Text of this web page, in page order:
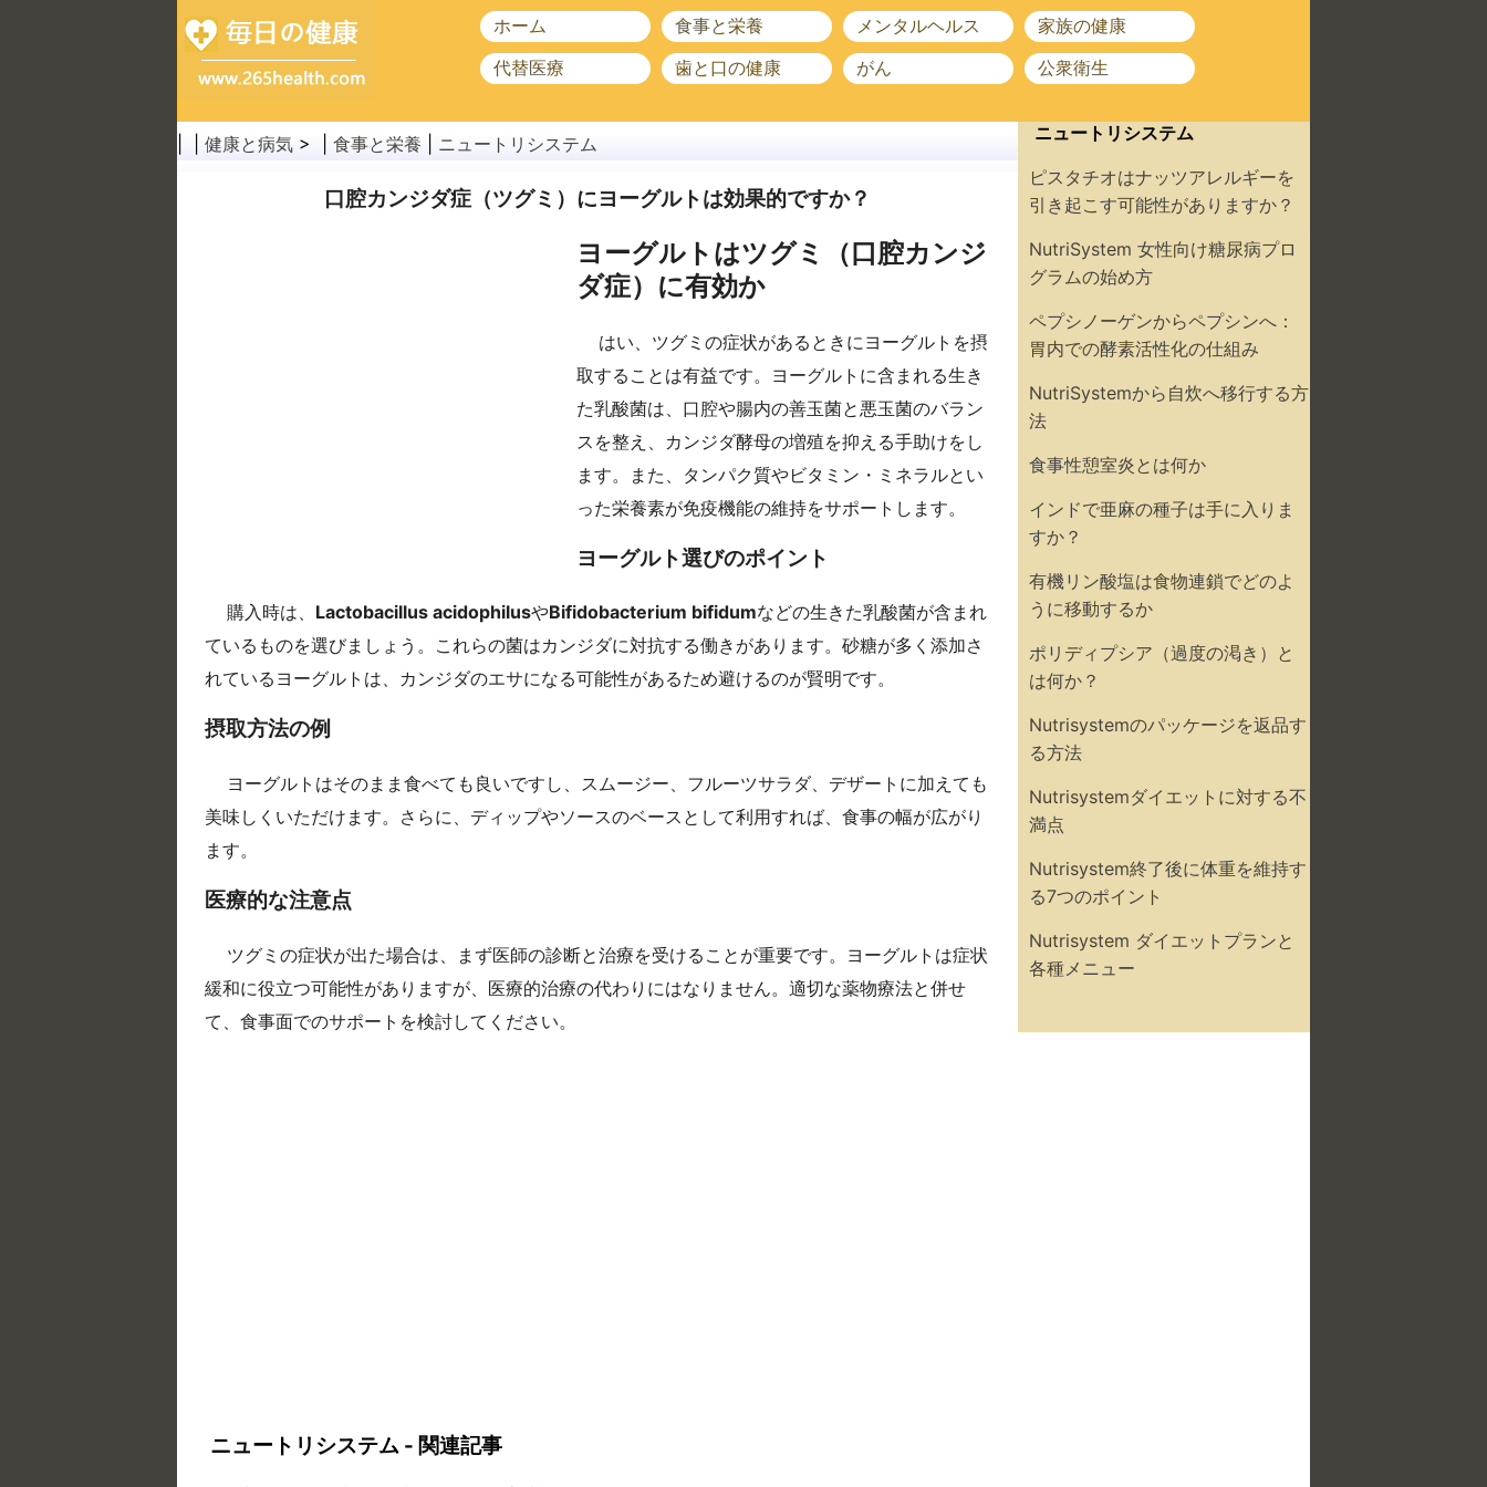
ホーム 食事と栄養 メンタルヘルス
家族の健康
代替医療
歯と口の健康 がん 公衆衛生
健康と病気 > | 食事と栄養 ニュートリシステム
口腔カンジダ症（ツグミ）にヨーグルトは効果的ですか？
ヨーグルトはツグミ（口腔カンジ
ダ症）に有効か
はい、ツグミの症状があるときにヨーグルトを摂
取することは有益です。ヨーグルトに含まれる生き
た乳酸菌は、口腔や腸内の善玉菌と悪玉菌のバラン
スを整え、カンジダ酵母の増殖を抑える手助けをし
ます。また、タンパク質やビタミン・ミネラルとい
った栄養素が免疫機能の維持をサポートします。
ヨーグルト選びのポイント
購入時は、 Lactobacillus acidophilusやBifidobacterium bifidumなどの生きた乳酸菌が含まれ
ているものを選びましょう。これらの菌はカンジダに対抗する働きがあります。砂糖が多く添加さ
れているヨーグルトは、カンジダのエサになる可能性があるため避けるのが賢明です。
摂取方法の例
ヨーグルトはそのまま食べても良いですし、スムージー、フルーツサラダ、デザートに加えても
美味しくいただけます。さらに、ディップやソースのベースとして利用すれば、食事の幅が広がり
ます。
医療的な注意点
ツグミの症状が出た場合は、まず医師の診断と治療を受けることが重要です。ヨーグルトは症状
緩和に役立つ可能性がありますが、医療的治療の代わりにはなりません。適切な薬物療法と併せ
て、食事面でのサポートを検討してください。
ニュートリシステム - 関連記事
ニュートリシステム
ピスタチオはナッツアレルギーを
引き起こす可能性がありますか？
NutriSystem 女性向け糖尿病プロ
グラムの始め方
ペプシノーゲンからペプシンへ：
胃内での酵素活性化の仕組み
NutriSystemから自炊へ移行する方
法
食事性憩室炎とは何か
インドで亜麻の種子は手に入りま
すか？
有機リン酸塩は食物連鎖でどのよ
うに移動するか
ポリディプシア（過度の渇き）と
は何か？
Nutrisystemのパッケージを返品す
る方法
Nutrisystemダイエットに対する不
満点
Nutrisystem終了後に体重を維持す
る7つのポイント
Nutrisystem ダイエットプランと
各種メニュー